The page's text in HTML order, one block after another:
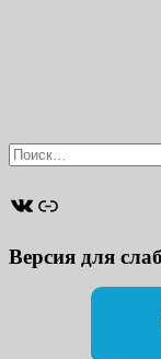
Найти:
ВКонтакте
Ссылка
Версия для